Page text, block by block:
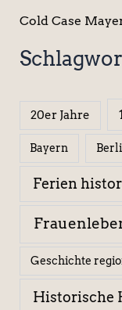
Cold Case
20er Jahre
Bayern
Ferien
Geschichte
Historische